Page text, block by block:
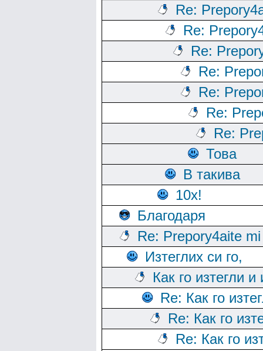
Re:
Re:
Re:
Re:
Re:
Re:
Re:
Това
В такива
10х!
Благодаря
Re: Prepory4aite mi
Изтеглих си го,
Как го изтегли
Re: Как го
Re: Как го
Re: Как го